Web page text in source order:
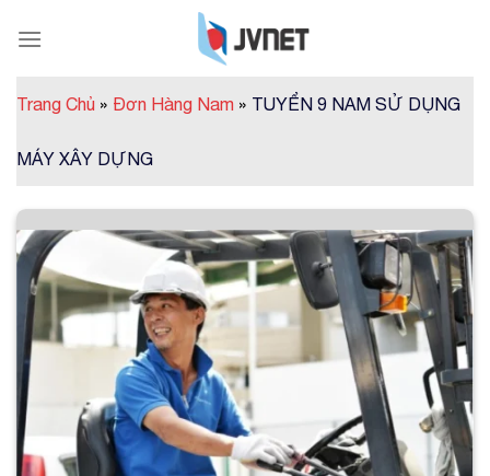
Trang Chủ » Đơn Hàng Nam » TUYỂN 9 NAM SỬ DỤNG
MÁY XÂY DỰNG